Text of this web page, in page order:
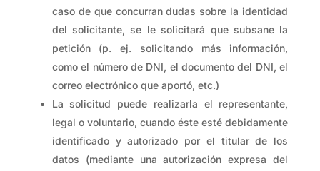
caso de que concurran dudas sobre la identidad
del solicitante, se le solicitará que subsane la
petición (p. ej. solicitando más información,
como el número de DNI, el documento del DNI, el
correo electrónico que aportó, etc.)
La solicitud puede realizarla el representante,
legal o voluntario, cuando éste esté debidamente
identificado y autorizado por el titular de los
datos (mediante una autorización expresa del